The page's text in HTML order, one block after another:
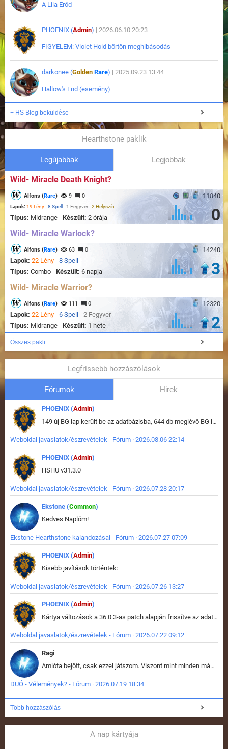
A Lila Erőd
PHOENIX (Admin) | 2026.06.10 20:23
FIGYELEM: Violet Hold börtön meghibásodás
darkonee (Golden Rare) | 2025.09.23 13:44
Hallow's End (esemény)
+ HS Blog beküldése
Hearthstone paklik
Legújabbak Legjobbak
Wild- Miracle Death Knight?
11840
Alfons (Rare) 9 0
Lapok: 19 Lény-8 Spell - 1 Fegyver-2 Helyszín
Típus: Midrange - Készült: 2 órája 0
Wild- Miracle Warlock?
14240
Alfons (Rare) 63 0
Lapok: 22 Lény - 8 Spell
Típus: Combo - Készült: 6 napja 3
Wild- Miracle Warrior?
12320
Alfons (Rare) 111 0
Lapok: 22 Lény - 6 Spell - 2 Fegyver
Típus: Midrange - Készült: 1 hete 2
Összes pakli
Legfrissebb hozzászólások
Fórumok Hirek
PHOENIX (Admin)
149 új BG lap került be az adatbázisba, 644 db meglévő BG lap módosult, bekerültek az új képek a megváltozott lapokhoz is.
Weboldal javaslatok/észrevételek - Fórum · 2026.08.06 22:14
PHOENIX (Admin)
HSHU v31.3.0
Weboldal javaslatok/észrevételek - Fórum · 2026.07.28 20:17
Ekstone (Common)
Kedves Naplóm!
Ekstone Hearthstone kalandozásai - Fórum · 2026.07.27 07:09
PHOENIX (Admin)
Kisebb javítások történtek:
Weboldal javaslatok/észrevételek - Fórum · 2026.07.26 13:27
PHOENIX (Admin)
Kártya változások a 36.0.3-as patch alapján frissítve az adatbázisban (képek is cserélve).
Weboldal javaslatok/észrevételek - Fórum · 2026.07.22 09:12
Ragi
Amióta bejött, csak ezzel játszom. Viszont mint minden más - akár az alapjáték is, ez is baromira összetett lett. Néha már pár kör után is esélytelen az egész. Vagy irreállisan túltápol valaki, vagy lelép a partner, vagy csak hülye mint a segg. És amikor eljönne az én időm, na akkor jön el mindenki másé is. Engem jobban érdekelne, hogy ki milyen ratingen szokott játszani. Na ez lenne egy érdekes adat.
DUÓ - Vélemények? - Fórum · 2026.07.19 18:34
Több hozzászólás
A nap kártyája